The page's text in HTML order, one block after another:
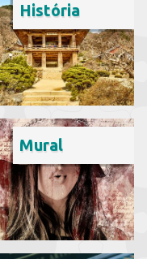
História
Mural